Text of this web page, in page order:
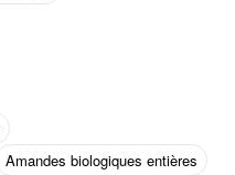
Amandes biologiques entières